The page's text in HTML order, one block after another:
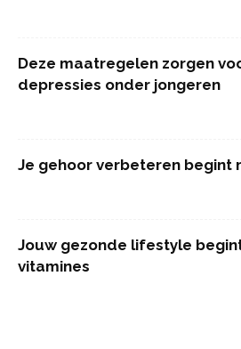
Deze maatregelen zorgen
depressies onder jongeren
Je gehoor verbeteren begint
Jouw gezonde lifestyle
vitamines